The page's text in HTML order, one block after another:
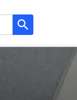
search